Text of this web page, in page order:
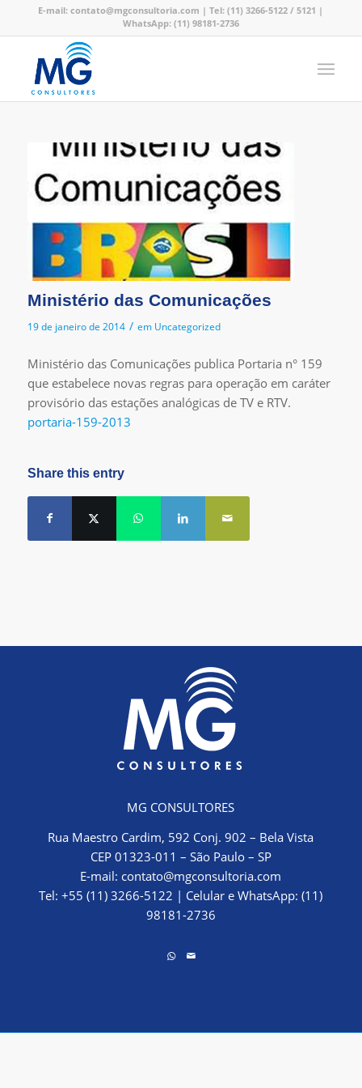
E-mail:contato@mgconsultoria.com |Tel: (11) 3266-5122 / 5121 |
WhatsApp: (11) 98181-2736
Ministério das Comunicações
19 de janeiro de 2014 / em Uncategorized
Ministério das Comunicações publica Portaria n° 159
que estabelece novas regras para operação em caráter
provisório das estações analógicas de TV e RTV.
portaria-159-2013
Share this entry
MG CONSULTORES
Rua Maestro Cardim, 592 Conj. 902 – Bela Vista
CEP 01323-011 – São Paulo – SP
E-mail: contato@mgconsultoria.com
Tel: +55 (11) 3266-5122 | Celular e WhatsApp: (11)
98181-2736